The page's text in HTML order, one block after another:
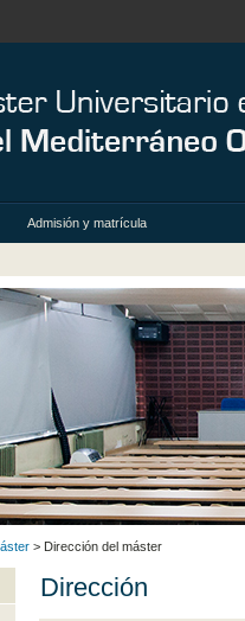
Admisión y matrícula
> Dirección del máster
Dirección